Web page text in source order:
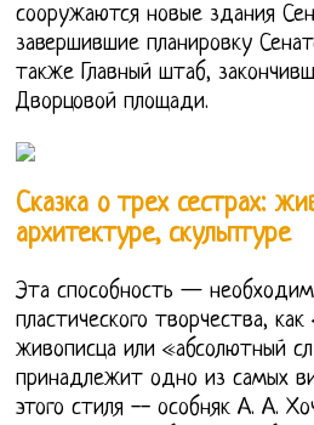
сооружаются новые здания
завершившие планировку
также Главный штаб,
Дворцовой площади.
Сказка о трех сестрах:
архитектуре, скульптуре
Эта способность —
пластического творчества,
живописца или «абсолютный
принадлежит одно из самых
этого стиля -- особняк А. А.